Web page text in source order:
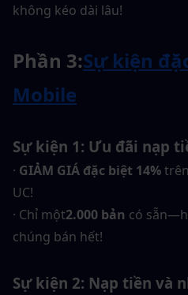
không kéo dài lâu!
Phần 3:Sự kiện
Mobile
Sự kiện 1: Ưu đãi nạp
· GIẢM GIÁ đặc biệt 14%
UC!
· Chỉ một2.000 bản có
chúng bán hết!
Sự kiện 2: Nạp tiền và